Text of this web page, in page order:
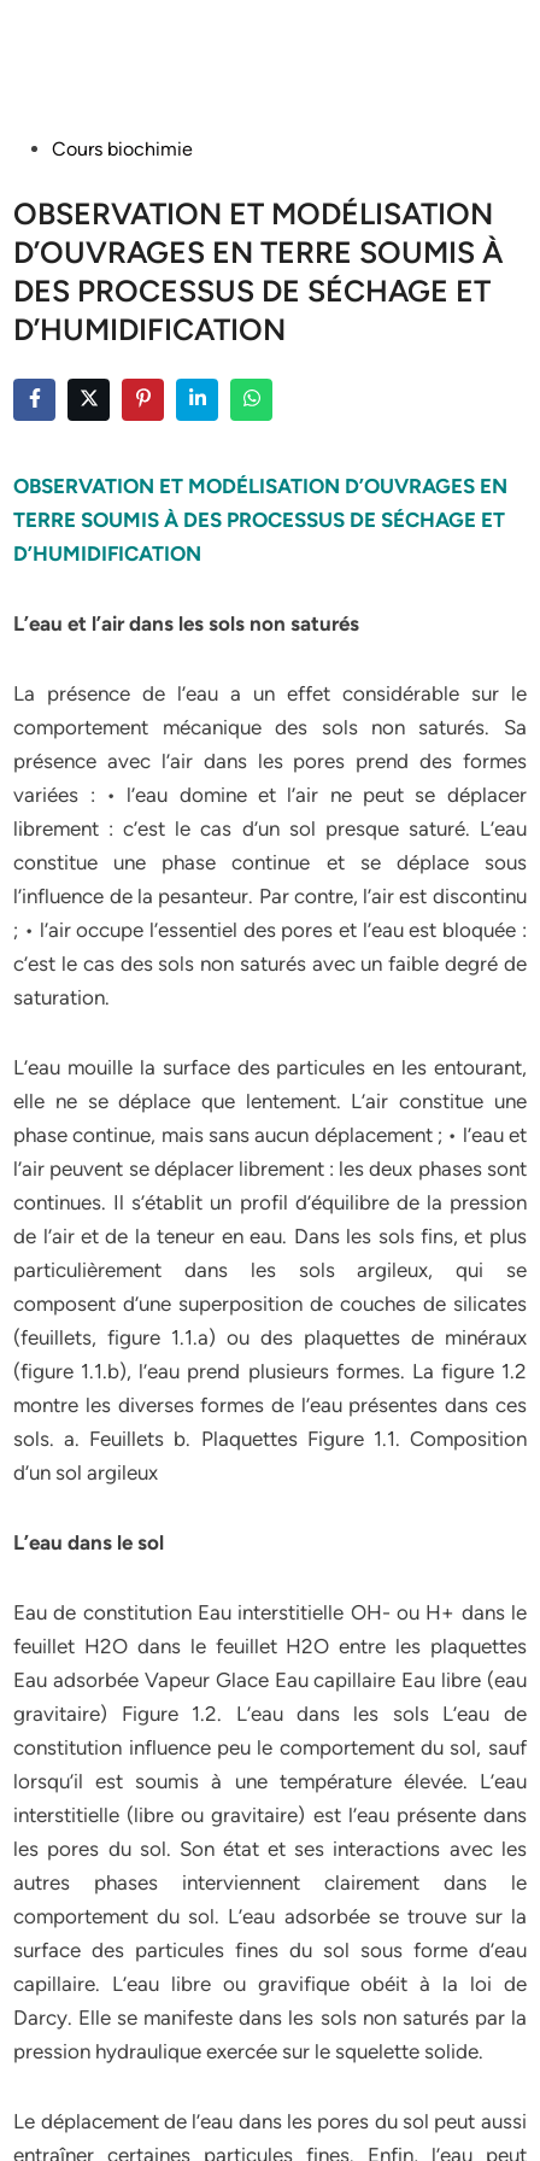
PostedCours biochimie
OBSERVATION ET MODÉLISATION
D’OUVRAGES EN TERRE SOUMIS À
DES PROCESSUS DE SÉCHAGE ET
D’HUMIDIFICATION
OBSERVATION ET MODÉLISATION D’OUVRAGES EN
TERRE SOUMIS À DES PROCESSUS DE SÉCHAGE ET
D’HUMIDIFICATION
L’eau et l’air dans les sols non saturés
La présence de l’eau a un effet considérable sur le
comportement mécanique des sols non saturés. Sa
présence avec l’air dans les pores prend des formes
variées : • l’eau domine et l’air ne peut se déplacer
librement : c’est le cas d’un sol presque saturé. L’eau
constitue une phase continue et se déplace sous
l’influence de la pesanteur. Par contre, l’air est discontinu
; • l’air occupe l’essentiel des pores et l’eau est bloquée :
c’est le cas des sols non saturés avec un faible degré de
saturation.
L’eau mouille la surface des particules en les entourant,
elle ne se déplace que lentement. L’air constitue une
phase continue, mais sans aucun déplacement ; • l’eau et
l’air peuvent se déplacer librement : les deux phases sont
continues. Il s’établit un profil d’équilibre de la pression
de l’air et de la teneur en eau. Dans les sols fins, et plus
particulièrement dans les sols argileux, qui se
composent d’une superposition de couches de silicates
(feuillets, figure 1.1.a) ou des plaquettes de minéraux
(figure 1.1.b), l’eau prend plusieurs formes. La figure 1.2
montre les diverses formes de l’eau présentes dans ces
sols. a. Feuillets b. Plaquettes Figure 1.1. Composition
d’un sol argileux
L’eau dans le sol
Eau de constitution Eau interstitielle OH- ou H+ dans le
feuillet H2O dans le feuillet H2O entre les plaquettes
Eau adsorbée Vapeur Glace Eau capillaire Eau libre (eau
gravitaire) Figure 1.2. L’eau dans les sols L’eau de
constitution influence peu le comportement du sol, sauf
lorsqu’il est soumis à une température élevée. L’eau
interstitielle (libre ou gravitaire) est l’eau présente dans
les pores du sol. Son état et ses interactions avec les
autres phases interviennent clairement dans le
comportement du sol. L’eau adsorbée se trouve sur la
surface des particules fines du sol sous forme d’eau
capillaire. L’eau libre ou gravifique obéit à la loi de
Darcy. Elle se manifeste dans les sols non saturés par la
pression hydraulique exercée sur le squelette solide.
Le déplacement de l’eau dans les pores du sol peut aussi
entraîner certaines particules fines. Enfin, l’eau peut